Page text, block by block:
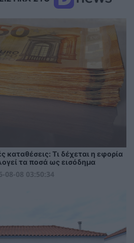
καταθέσεις: Τι δέχεται η εφορία
τα ποσά ως εισόδημα
08-08 03:50:34